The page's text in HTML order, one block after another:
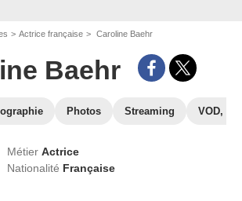
Actrice française Caroline Baehr
Baehr
Photos Streaming VOD,
MétierActrice
Nationalité Française